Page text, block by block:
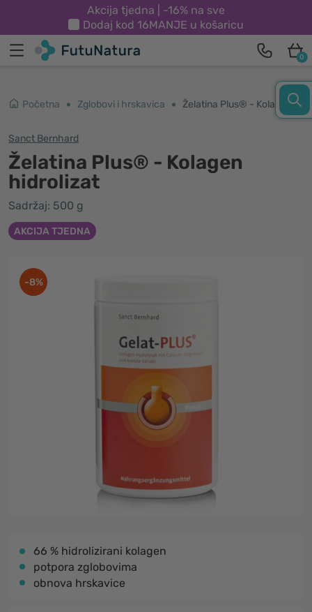
Akcija tjedna | -16% na sve
Dodaj kod 16MANJE u košaricu
0
Početna Zglobovi i hrskavica Želatina Plus® - Kolagen hidrolizat
Sanct Bernhard
Želatina Plus® - Kolagen
hidrolizat
Sadržaj: 500 g
AKCIJA TJEDNA
-8%
66 % hidrolizirani kolagen
potpora zglobovima
obnova hrskavice